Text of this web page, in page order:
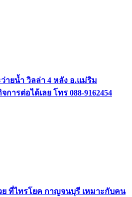
ายน้ำ วิลล่า 4 หลัง อ.แม่ริม
ารต่อได้เลย โทร 088-9162454
ย ที่ไทรโยค กาญจนบุรี เหมาะกับคน